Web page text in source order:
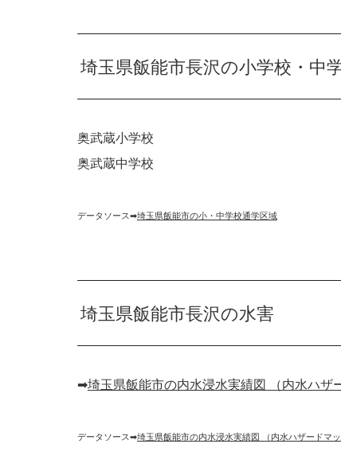
埼玉県飯能市長沢の小学校・中
奥武蔵小学校
奥武蔵中学校
データソース➡︎埼玉県飯能市の小・中学校通学区域
埼玉県飯能市長沢の水害
➡︎埼玉県飯能市の内水浸水実績図 （内水ハザ
データソース➡︎埼玉県飯能市の内水浸水実績図 （内水ハザードマッ